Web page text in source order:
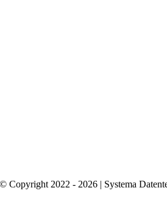
© Copyright 2022 - 2026 | Systema